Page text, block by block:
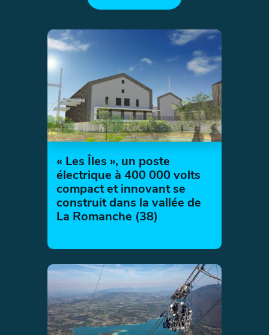
« Les Îles », un poste
électrique à 400 000 volts
compact et innovant se
construit dans la vallée de
La Romanche (38)